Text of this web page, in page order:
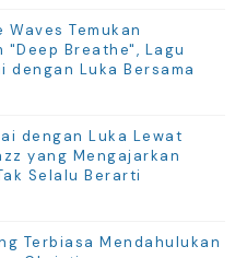
Temukan
"Deep Breathe", Lagu
dengan Luka Bersama
dengan Luka Lewat
yang Mengajarkan
Selalu Berarti
Terbiasa Mendahulukan